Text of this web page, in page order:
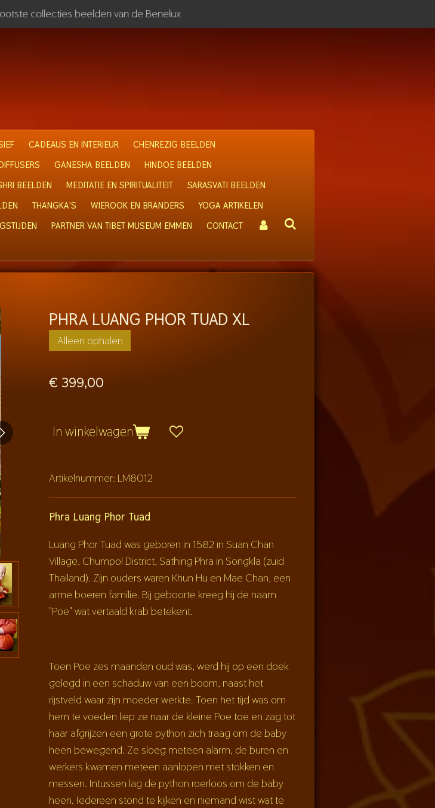
collecties beelden van de Benelux
CADEAUS EN INTERIEUR
CHENREZIG BEELDEN
GANESHA BEELDEN
HINDOE BEELDEN
BEELDEN MEDITATIE EN SPIRITUALITEIT
SARASVATI BEELDEN
THANGKA'S WIEROOK EN BRANDERS
YOGA ARTIKELEN
PARTNER VAN TIBET MUSEUM EMMEN CONTACT
PHRA LUANG PHOR TUAD XL
Alleen ophalen
€ 399,00
In winkelwagen
Artikelnummer: LM8012
Phra Luang Phor Tuad
Luang Phor Tuad was geboren in 1582 in Suan Chan
Village, Chumpol District, Sathing Phra in Songkla (zuid
Thailand). Zijn ouders waren Khun Hu en Mae Chan, een
arme boeren familie. Bij geboorte kreeg hij de naam
"Poe" wat vertaald krab betekent.
Toen Poe zes maanden oud was, werd hij op een doek
gelegd in een schaduw van een boom, naast het
rijstveld waar zijn moeder werkte. Toen het tijd was om
hem te voeden liep ze naar de kleine Poe toe en zag tot
haar afgrijzen een grote python zich traag om de baby
heen bewegend. Ze sloeg meteen alarm, de buren en
werkers kwamen meteen aanlopen met stokken en
messen. Intussen lag de python roerloos om de baby
heen. Iedereen stond te kijken en niemand wist wat te